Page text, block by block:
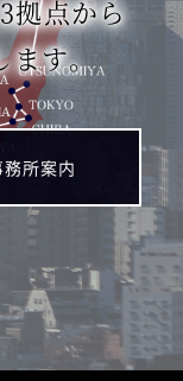
拠点から
ます。
所案内